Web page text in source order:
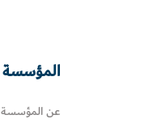
المؤسسة
عن المؤسسة